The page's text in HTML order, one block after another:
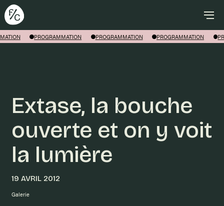
PROGRAMMATION PROGRAMMATION PROGRAMMATION
Rechercher
Extase, la bouche
ouverte et on y voit
la lumière
19 AVRIL 2012
Galerie